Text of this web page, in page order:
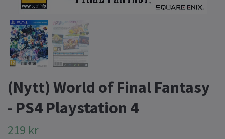
(Nytt) World of Final Fantasy
- PS4 Playstation 4
219 kr